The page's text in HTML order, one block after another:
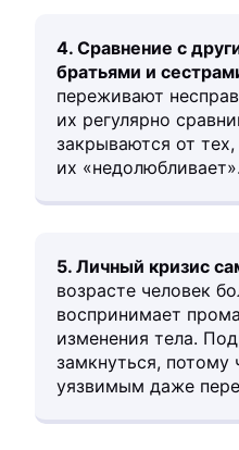
4. Сравнение с
братьями и
переживают
их регулярно
закрываются от тех,
их «недолюбливает».
5. Личный кризис
возрасте человек
воспринимает
изменения тела.
замкнуться,
уязвимым даже